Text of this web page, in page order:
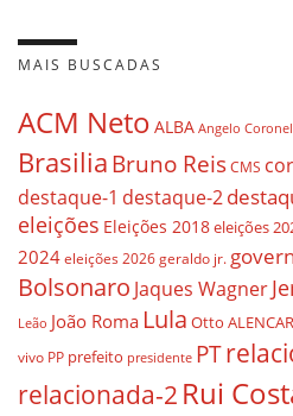
MAIS BUSCADAS
ACM Neto ALBA Angelo Coronel
BrasiliaBruno ReisCMS
destaque-1 destaque-2
eleições Eleições 2018eleições
2024 eleições 2026 geraldo jr.
Bolsonaro Jaques Wagner
Leão João Roma Lula Otto ALENCAR
vivo PP prefeito presidente PT
relacionada-2 Rui